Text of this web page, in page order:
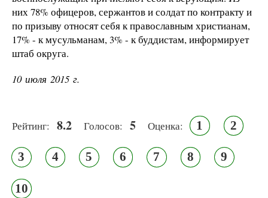
них 78% офицеров, сержантов и солдат по контракту и
по призыву относят себя к православным христианам,
17% - к мусульманам, 3% - к буддистам, информирует
штаб округа.
10 июля 2015 г.
Рейтинг: 8.2 Голосов: 5 Оценка: 1 2
3 4 5 6 7 8 9
10